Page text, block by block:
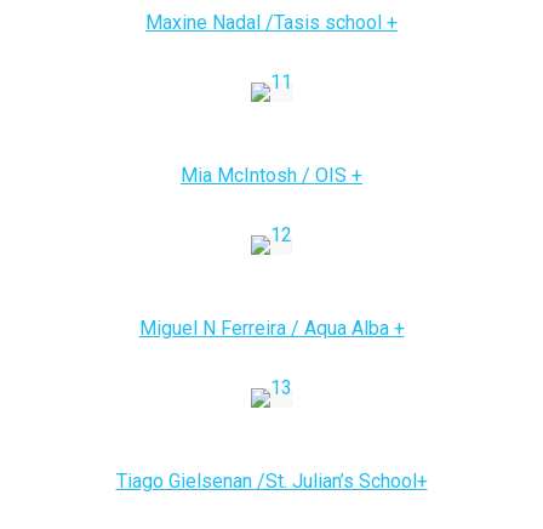
Maxine Nadal /Tasis school +
Mia McIntosh / OIS +
Miguel N Ferreira / Aqua Alba +
Tiago Gielsenan /St. Julian’s School+